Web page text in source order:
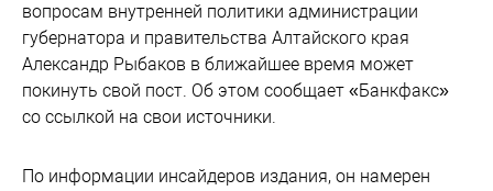
вопросам внутренней политики администрации
губернатора и правительства Алтайского края
Александр Рыбаков в ближайшее время может
покинуть свой пост. Об этом сообщает «Банкфакс»
со ссылкой на свои источники.
По информации инсайдеров издания, он намерен